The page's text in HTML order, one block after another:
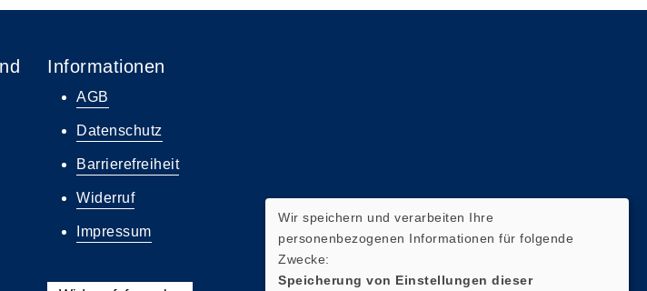
Informationen
AGB
Datenschutz
Barrierefreiheit
Widerruf
Impressum
Wir speichern und verarbeiten Ihre
personenbezogenen Informationen für folgende
Zwecke:
Speicherung von Einstellungen dieser